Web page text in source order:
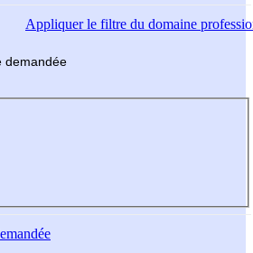
Appliquerle filtre du domaine
demandée